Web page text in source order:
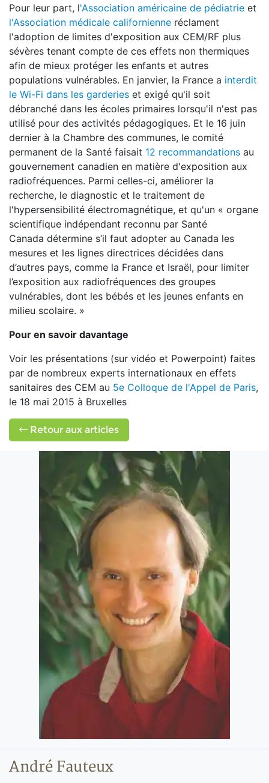
Pour leur part, l'Association américaine de pédiatrie et
l'Association médicale californienne réclament
l'adoption de limites d'exposition aux CEM/RF plus
sévères tenant compte de ces effets non thermiques
afin de mieux protéger les enfants et autres
populations vulnérables. En janvier, la France a interdit
le Wi-Fi dans les garderies et exigé qu'il soit
débranché dans les écoles primaires lorsqu'il n'est pas
utilisé pour des activités pédagogiques. Et le 16 juin
dernier à la Chambre des communes, le comité
permanent de la Santé faisait 12 recommandations au
gouvernement canadien en matière d'exposition aux
radiofréquences. Parmi celles-ci, améliorer la
recherche, le diagnostic et le traitement de
l'hypersensibilité électromagnétique, et qu'un « organe
scientifique indépendant reconnu par Santé
Canada détermine s’il faut adopter au Canada les
mesures et les lignes directrices décidées dans
d’autres pays, comme la France et Israël, pour limiter
l’exposition aux radiofréquences des groupes
vulnérables, dont les bébés et les jeunes enfants en
milieu scolaire. »
Pour en savoir davantage
Voir les présentations (sur vidéo et Powerpoint) faites
par de nombreux experts internationaux en effets
sanitaires des CEM au 5e Colloque de l'Appel de Paris,
le 18 mai 2015 à Bruxelles
Retour aux articles
André Fauteux